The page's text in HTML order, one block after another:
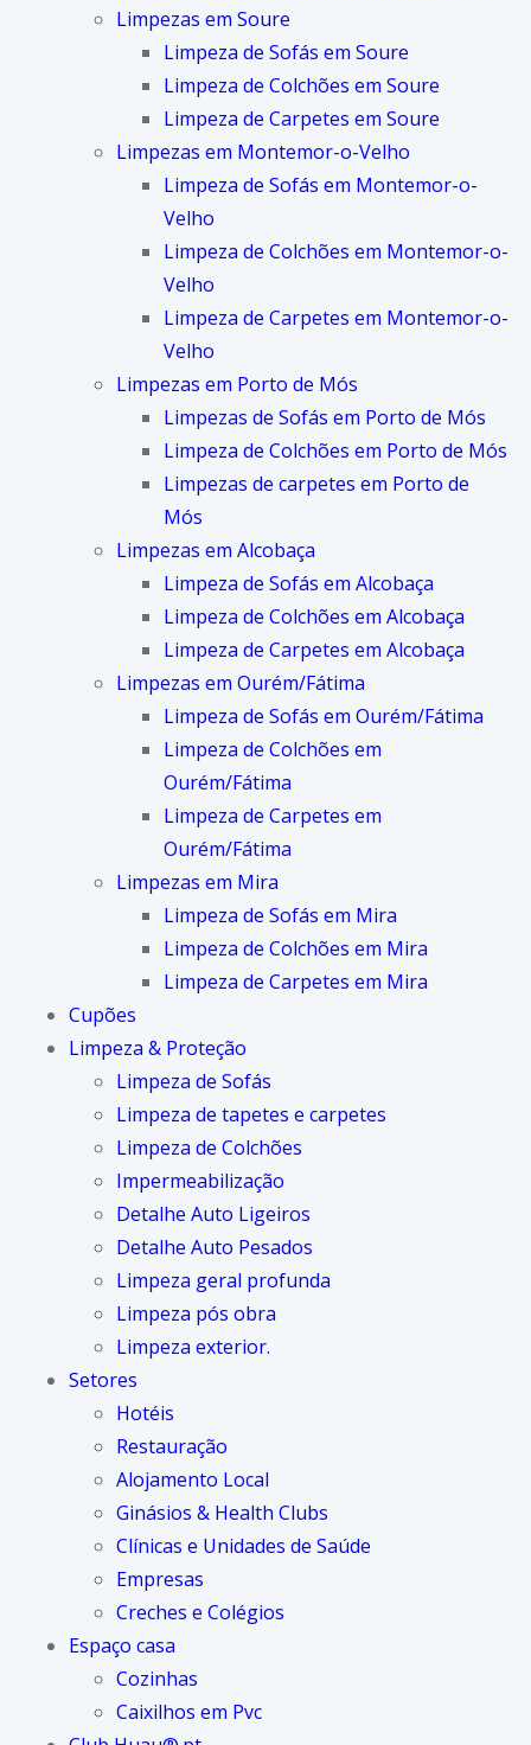
Limpezas em Soure
Limpeza de Sofás em Soure
Limpeza de Colchões em Soure
Limpeza de Carpetes em Soure
Limpezas em Montemor-o-Velho
Limpeza de Sofás em Montemor-o-
Velho
Limpeza de Colchões em Montemor-o-
Velho
Limpeza de Carpetes em Montemor-o-
Velho
Limpezas em Porto de Mós
Limpezas de Sofás em Porto de Mós
Limpeza de Colchões em Porto de Mós
Limpezas de carpetes em Porto de
Mós
Limpezas em Alcobaça
Limpeza de Sofás em Alcobaça
Limpeza de Colchões em Alcobaça
Limpeza de Carpetes em Alcobaça
Limpezas em Ourém/Fátima
Limpeza de Sofás em Ourém/Fátima
Limpeza de Colchões em
Ourém/Fátima
Limpeza de Carpetes em
Ourém/Fátima
Limpezas em Mira
Limpeza de Sofás em Mira
Limpeza de Colchões em Mira
Limpeza de Carpetes em Mira
Cupões
Limpeza & Proteção
Limpeza de Sofás
Limpeza de tapetes e carpetes
Limpeza de Colchões
Impermeabilização
Detalhe Auto Ligeiros
Detalhe Auto Pesados
Limpeza geral profunda
Limpeza pós obra
Limpeza exterior.
Setores
Hotéis
Restauração
Alojamento Local
Ginásios & Health Clubs
Clínicas e Unidades de Saúde
Empresas
Creches e Colégios
Espaço casa
Cozinhas
Caixilhos em Pvc